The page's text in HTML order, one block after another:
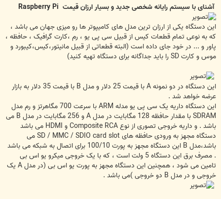
ت
آشنای با سیستم رایانه شخصی جدید و بسیار ارزان قیمت Raspberry Pi
این دستگاه یکی از ارزان ترین مدل های کامیپوتر ها رو میزی جهان می باشد ،
که به نوعی تمام قطعات کیس از قبیل سی پی یو ، رم ،کارت گرافیک ، حافظه ،
پاور و ... در خود جای داده است (البته قطعاتی از قبیل مانیتور،کیس،کیبورد و
موس و کارت SD را باید جداگانه برای دستگاه تهیه کنید)
این دستگاه در دو نمونه A با قیمت 25 دلار و مدل B با قیمت 35 دلار به بازار
عرضه خواهد شد .
این دستگاه داریه یک سی پی یو مدله ARM با سرعت 700 مگاهرتز و رم مدل
SDRAM با مقدار حافظه 128 مگابایت در مدل A و 256 مگابایت در مدل B می
باشد . و داریه خروجی تصوری از نوع Composite RCA و HDMI می باشد
دستگاه مجهز به ورودی حافظه های SD / MMC / SDIO card slot می
باشد،مدل B این دستگاه مجهز به پورت 100/10 برای اتصال به شبکه می باشد
. مصرف برق این دستگاه 5 ولت است ، که با یک خروجی میکرو یو اس بی
تامین می شود ، همچنین این دستگاه مجهز به پورت یو اس بی (در مدل A یک
خروجی و در مدل B دو خروجی )می باشد .